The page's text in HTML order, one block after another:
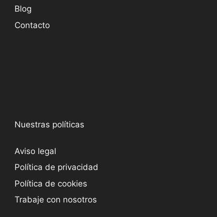
Blog
Contacto
Nuestras políticas
Aviso legal
Política de privacidad
Política de cookies
Trabaje con nosotros